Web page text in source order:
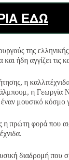
ΕΔΩ
της
ήδη αγγίζει τις
η
η Γεωργία
μουσικό κόσμο
πρώτη φορά που
διαδρομή που